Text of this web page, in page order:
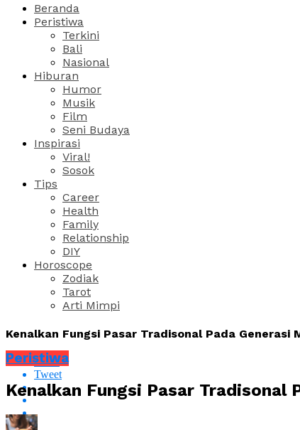
Beranda
Peristiwa
Terkini
Bali
Nasional
Hiburan
Humor
Musik
Film
Seni Budaya
Inspirasi
Viral!
Sosok
Tips
Career
Health
Family
Relationship
DIY
Horoscope
Zodiak
Tarot
Arti Mimpi
Kenalkan Fungsi Pasar Tradisonal Pada Generasi
Share
Tweet
Peristiwa
Kenalkan Fungsi Pasar Tradisonal